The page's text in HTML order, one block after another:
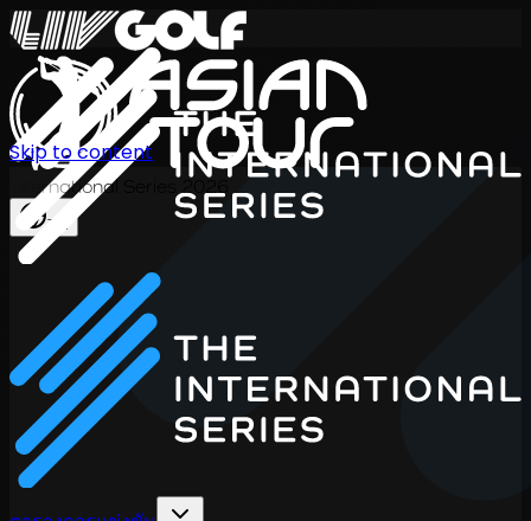
International Series 2026
TH
Skip to content